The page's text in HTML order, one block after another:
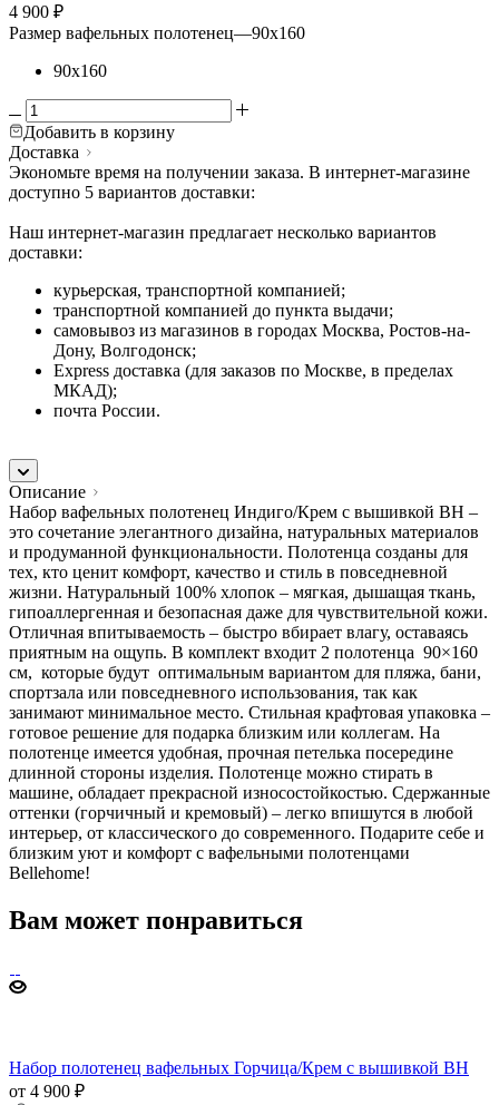
4 900 ₽
Размер вафельных полотенец—90х160
90х160
Добавить в корзину
Доставка
Экономьте время на получении заказа. В интернет-магазине
доступно 5 вариантов доставки:
Наш интернет-магазин предлагает несколько вариантов
доставки:
курьерская, транспортной компанией;
транспортной компанией до пункта выдачи;
самовывоз из магазинов в городах Москва, Ростов-на-
Дону, Волгодонск;
Express доставка (для заказов по Москве, в пределах
МКАД);
почта России.
Описание
Набор вафельных полотенец Индиго/Крем с вышивкой BH –
это сочетание элегантного дизайна, натуральных материалов
и продуманной функциональности. Полотенца созданы для
тех, кто ценит комфорт, качество и стиль в повседневной
жизни. Натуральный 100% хлопок – мягкая, дышащая ткань,
гипоаллергенная и безопасная даже для чувствительной кожи.
Отличная впитываемость – быстро вбирает влагу, оставаясь
приятным на ощупь. В комплект входит 2 полотенца 90×160
см, которые будут оптимальным вариантом для пляжа, бани,
спортзала или повседневного использования, так как
занимают минимальное место. Стильная крафтовая упаковка –
готовое решение для подарка близким или коллегам. На
полотенце имеется удобная, прочная петелька посередине
длинной стороны изделия. Полотенце можно стирать в
машине, обладает прекрасной износостойкостью. Сдержанные
оттенки (горчичный и кремовый) – легко впишутся в любой
интерьер, от классического до современного. Подарите себе и
близким уют и комфорт с вафельными полотенцами
Bellehome!
Вам может понравиться
Набор полотенец вафельных Горчица/Крем с вышивкой BH
от 4 900 ₽